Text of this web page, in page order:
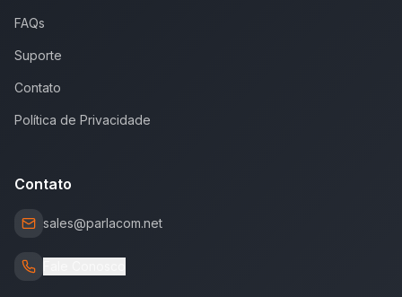
FAQs
Suporte
Contato
Política de Privacidade
Contato
sales@parlacom.net